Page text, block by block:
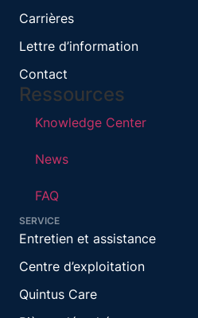
Carrières
Lettre d’information
Contact
Ressources
Knowledge Center
News
FAQ
SERVICE
Entretien et assistance
Centre d’exploitation
Quintus Care